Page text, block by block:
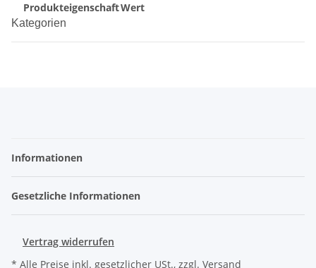
ProdukteigenschaftWert
Kategorien
Informationen
Gesetzliche Informationen
Vertrag widerrufen
* Alle Preise inkl. gesetzlicher USt., zzgl. Versand